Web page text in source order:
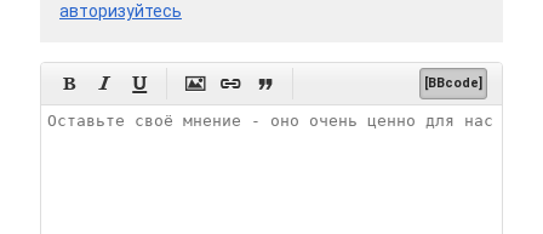
авторизуйтесь
      [BBcode]